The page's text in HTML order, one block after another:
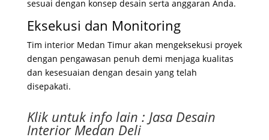
sesuai dengan konsep desain serta anggaran Anda.
Eksekusi dan Monitoring
Tim interior Medan Timur akan mengeksekusi proyek
dengan pengawasan penuh demi menjaga kualitas
dan kesesuaian dengan desain yang telah
disepakati.
Klik untuk info lain : Jasa Desain
Interior Medan Deli